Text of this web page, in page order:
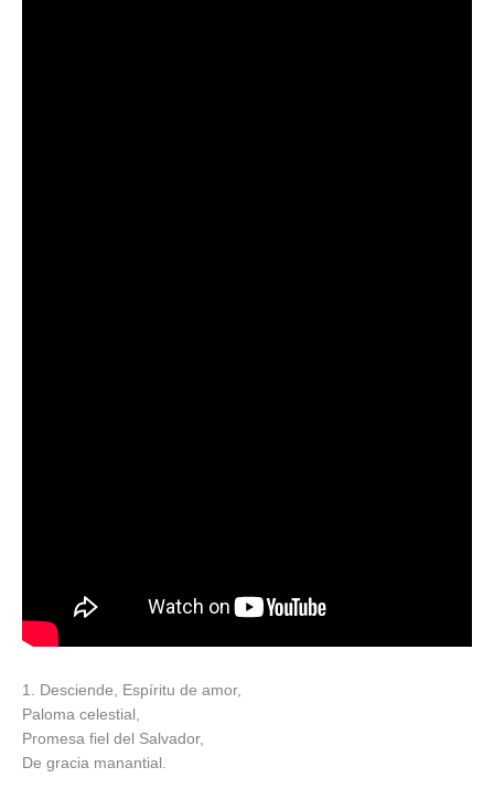
1. Desciende, Espíritu de amor,
Paloma celestial,
Promesa fiel del Salvador,
De gracia manantial.